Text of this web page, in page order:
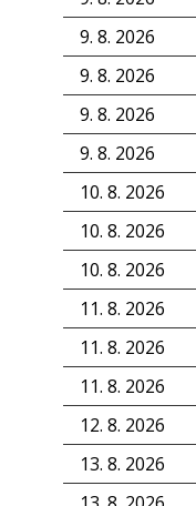
9. 8. 2026
9. 8. 2026
9. 8. 2026
9. 8. 2026
10. 8. 2026
10. 8. 2026
10. 8. 2026
11. 8. 2026
11. 8. 2026
11. 8. 2026
12. 8. 2026
13. 8. 2026